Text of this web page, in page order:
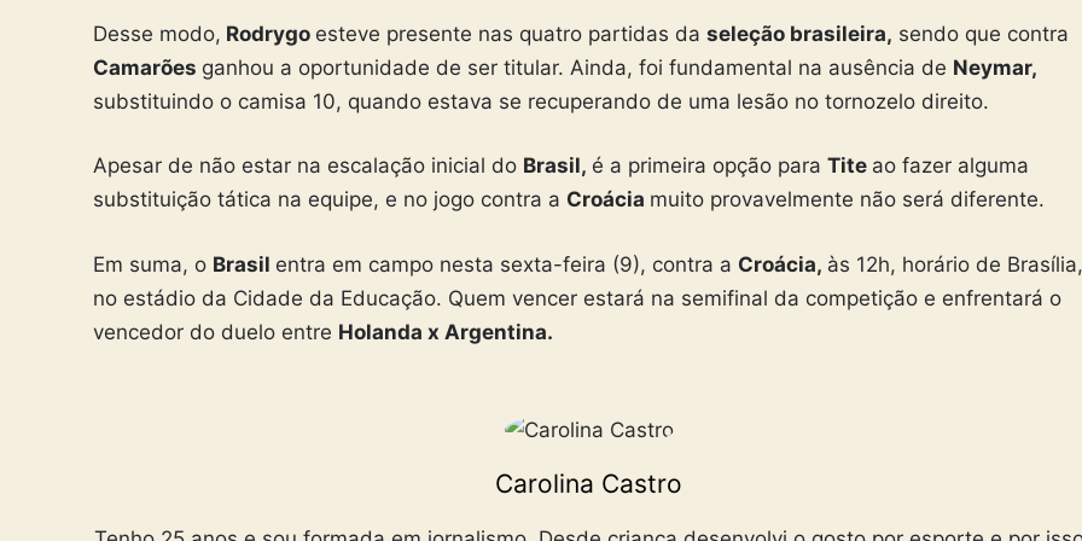
Desse modo, Rodrygo esteve presente nas quatro partidas da seleção brasileira, sendo que contra
Camarões ganhou a oportunidade de ser titular. Ainda, foi fundamental na ausência de Neymar,
substituindo o camisa 10, quando estava se recuperando de uma lesão no tornozelo direito.
Apesar de não estar na escalação inicial do Brasil, é a primeira opção para Tite ao fazer alguma
substituição tática na equipe, e no jogo contra a Croácia muito provavelmente não será diferente.
Em suma, o Brasil entra em campo nesta sexta-feira (9), contra a Croácia, às 12h, horário de Brasília,
no estádio da Cidade da Educação. Quem vencer estará na semifinal da competição e enfrentará o
vencedor do duelo entre Holanda x Argentina.
Carolina Castro